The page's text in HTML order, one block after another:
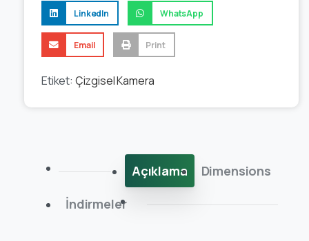
LinkedIn WhatsApp
Email Print
Etiket: Çizgisel Kamera
Açıklama
Dimensions
İndirmeler